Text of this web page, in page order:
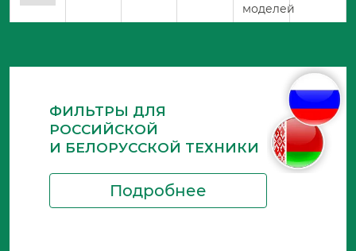
моделей
ФИЛЬТРЫ ДЛЯ
РОССИЙСКОЙ
И БЕЛОРУССКОЙ ТЕХНИКИ
Подробнее